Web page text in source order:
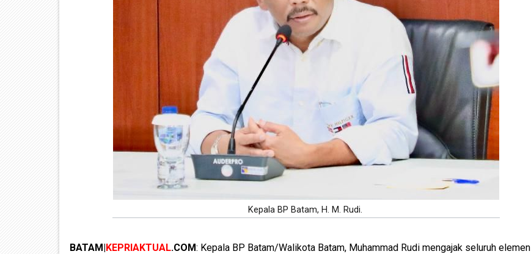
Kepala BP Batam, H. M. Rudi.
BATAM|KEPRIAKTUAL.COM: Kepala BP Batam/Walikota Batam, Muhammad Rudi mengajak seluruh elemen